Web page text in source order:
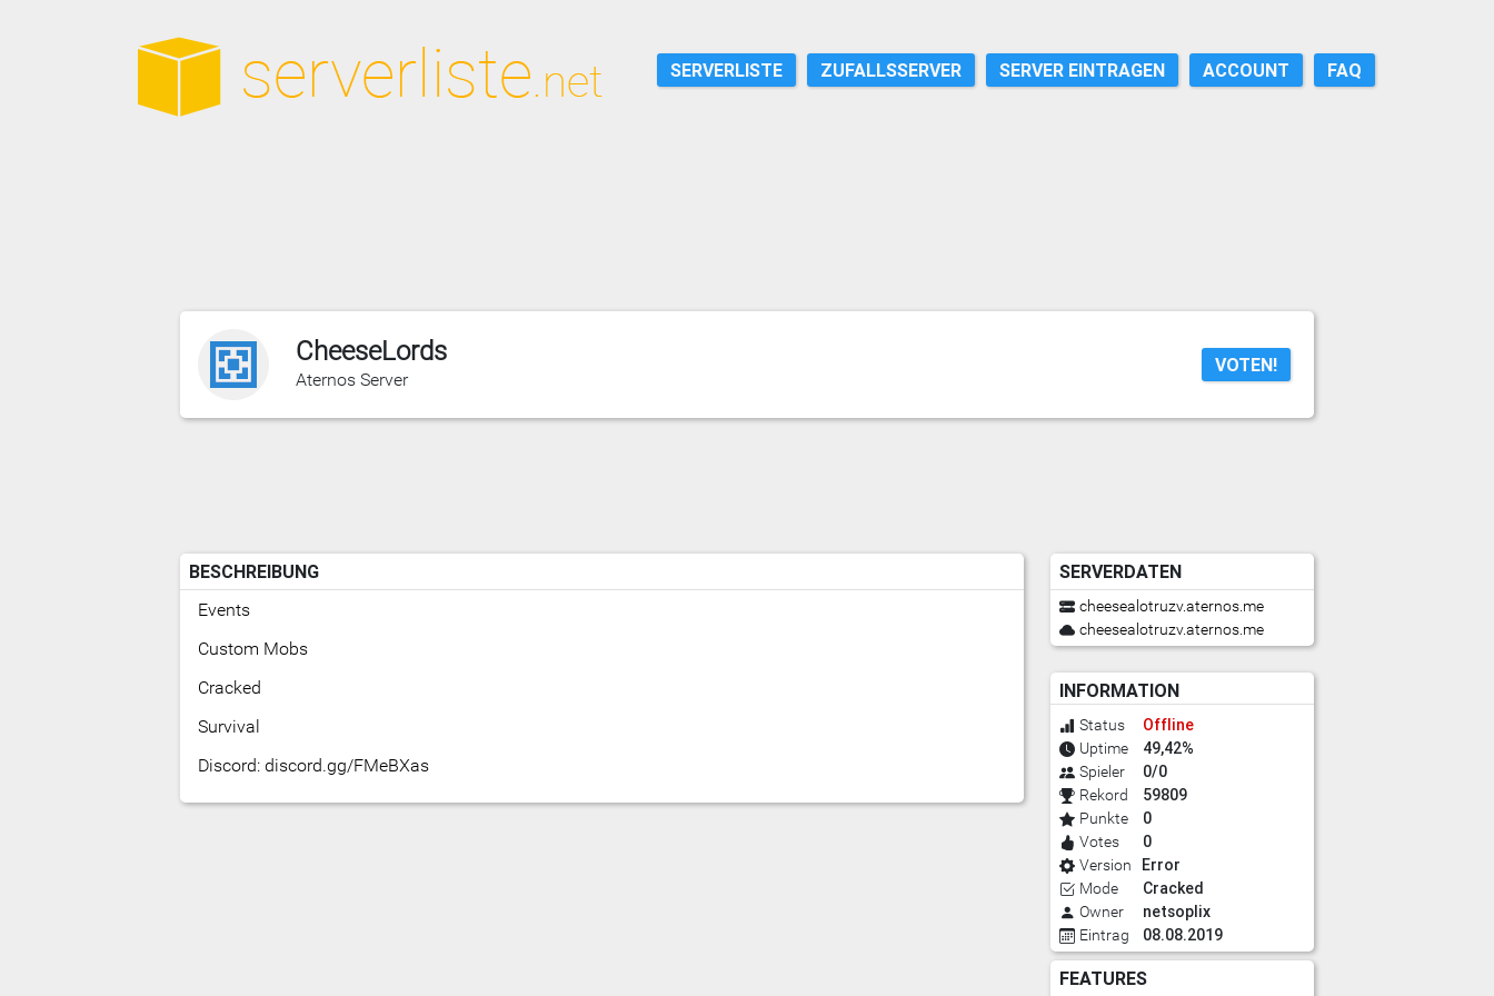
SERVERLISTE ZUFALLSSERVER SERVER EINTRAGEN ACCOUNT FAQ
CheeseLords
Aternos Server
VOTEN!
BESCHREIBUNG
Events
Custom Mobs
Cracked
Survival
Discord: discord.gg/FMeBXas
SERVERDATEN
cheesealotruzv.aternos.me
cheesealotruzv.aternos.me
INFORMATION
Status Offline
Uptime 49,42%
Spieler 0/0
Rekord 59809
Punkte 0
Votes 0
Version Error
Mode Cracked
Owner netsoplix
Eintrag 08.08.2019
FEATURES